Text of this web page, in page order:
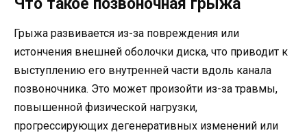
Грыжа развивается из-за повреждения или
истончения внешней оболочки диска, что приводит к
выступлению его внутренней части вдоль канала
позвоночника. Это может произойти из-за травмы,
повышенной физической нагрузки,
прогрессирующих дегенеративных изменений или